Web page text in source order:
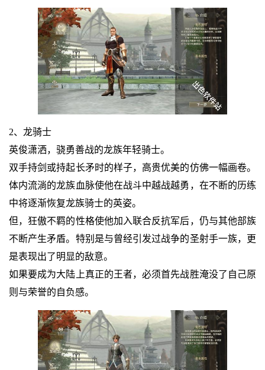
2、龙骑士
英俊潇洒，骁勇善战的龙族年轻骑士。
双手持剑或持起长矛时的样子，高贵优美的仿佛一幅画卷。
体内流淌的龙族血脉使他在战斗中越战越勇，在不断的历练
中将逐渐恢复龙族骑士的英姿。
但，狂傲不羁的性格使他加入联合反抗军后，仍与其他部族
不断产生矛盾。特别是与曾经引发过战争的圣射手一族，更
是表现出了明显的敌意。
如果要成为大陆上真正的王者，必须首先战胜淹没了自己原
则与荣誉的自负感。